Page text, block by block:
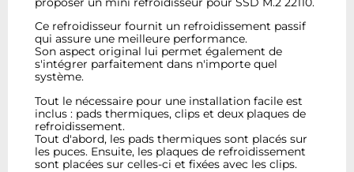
Ce refroidisseur fournit un refroidissement passif
qui assure une meilleure performance.
Son aspect original lui permet également de
s'intégrer parfaitement dans n'importe quel
système.
Tout le nécessaire pour une installation facile est
inclus : pads thermiques, clips et deux plaques de
refroidissement.
Tout d'abord, les pads thermiques sont placés sur
les puces. Ensuite, les plaques de refroidissement
sont placées sur celles-ci et fixées avec les clips.